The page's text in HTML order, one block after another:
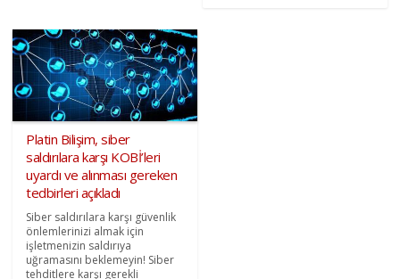
Platin Bilişim, siber
saldırılara karşı KOBİ’leri
uyardı ve alınması gereken
tedbirleri açıkladı
Siber saldırılara karşı güvenlik
önlemlerinizi almak için
işletmenizin saldırıya
uğramasını beklemeyin! Siber
tehditlere karşı gerekli